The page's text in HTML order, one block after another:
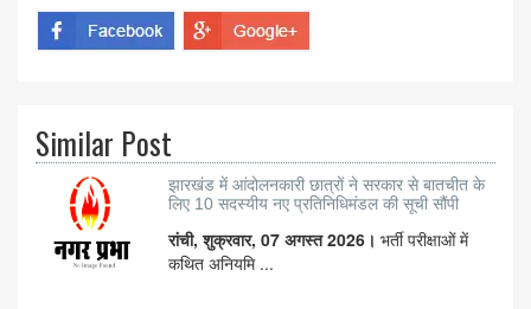
Similar Post
झारखंड में आंदोलनकारी छात्रों ने सरकार से बातचीत के
लिए 10 सदस्यीय नए प्रतिनिधिमंडल की सूची सौंपी
रांची, शुक्रवार, 07 अगस्त 2026। भर्ती परीक्षाओं में
कथित अनियमि ...